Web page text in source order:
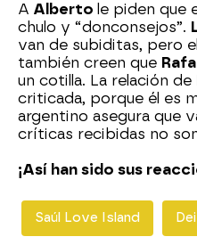
A Alberto le piden que
chulo y “donconsejos”.
van de subiditas, pero
también creen que Rafa
un cotilla. La relación de
criticada, porque él es
argentino asegura que
críticas recibidas no
¡Así han sido sus
Saúl Love Island